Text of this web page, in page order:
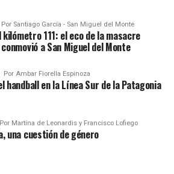
Por Santiago García - San Miguel del Monte
111: el eco de la masacre
a San Miguel del Monte
Por Ambar Fiorella Espinoza
handball en la Línea Sur de la Patagonia
Por Martína de Leonardis y Francisco Lofiego
una cuestión de género